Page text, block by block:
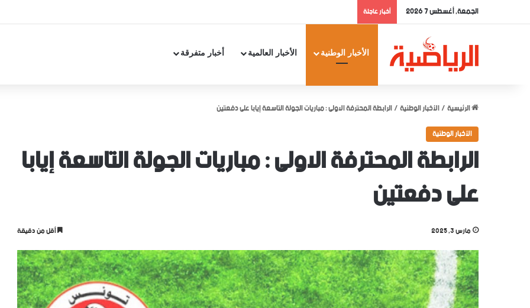
الجمعة, أغسطس 7 2026 أخبار عاجلة
الأخبار الوطنية الأخبار العالمية أخبار متفرقة
الرئيسية/الأخبار الوطنية/الرابطة المحترفة الاولى : مباريات الجولة التاسعة إيابا على دفعتين
الأخبار الوطنية
الرابطة المحترفة الاولى : مباريات الجولة التاسعة إيابا
على دفعتين
مارس 3, 2025 أقل من دقيقة